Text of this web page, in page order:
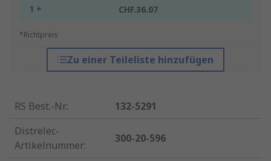
1 + CHF.36.07
*Richtpreis
Zu einer Teileliste hinzufügen
RS Best.-Nr.:
132-5291
Distrelec-
Artikelnummer:
300-20-596